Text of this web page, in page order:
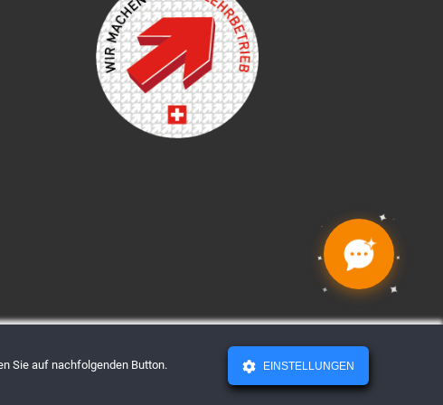
✦
✦
✦
✦
✦
✦
✦
Sie auf nachfolgenden Button. EINSTELLUNGEN